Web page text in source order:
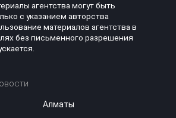
агентства могут быть
с указанием авторства
материалов агентства в
без письменного разрешения
Алматы